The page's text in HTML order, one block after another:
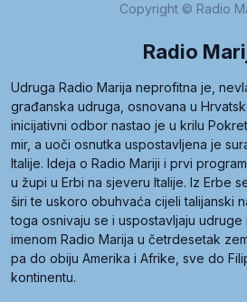
Copyright © Radio
Radio
Udruga Radio Marija neprofitna je,
građanska udruga, osnovana u
inicijativni odbor nastao je u krilu
mir, a uoči osnutka uspostavljena je
Italije. Ideja o Radio Mariji i prvi
u župi u Erbi na sjeveru Italije. Iz Erbe
širi te uskoro obuhvaća cijeli talijanski
toga osnivaju se i uspostavljaju
imenom Radio Marija u četrdesetak
pa do obiju Amerika i Afrike, sve do
kontinentu.